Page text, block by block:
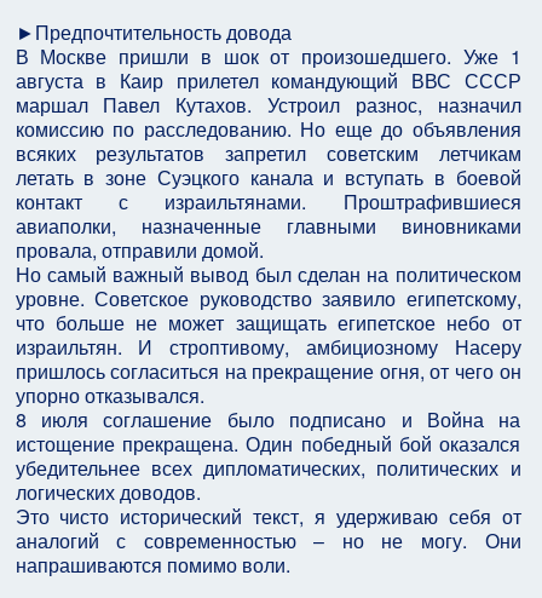
►Предпочтительность довода
В Москве пришли в шок от произошедшего. Уже 1
августа в Каир прилетел командующий ВВС СССР
маршал Павел Кутахов. Устроил разнос, назначил
комиссию по расследованию. Но еще до объявления
всяких результатов запретил советским летчикам
летать в зоне Суэцкого канала и вступать в боевой
контакт с израильтянами. Проштрафившиеся
авиаполки, назначенные главными виновниками
провала, отправили домой.
Но самый важный вывод был сделан на политическом
уровне. Советское руководство заявило египетскому,
что больше не может защищать египетское небо от
израильтян. И строптивому, амбициозному Насеру
пришлось согласиться на прекращение огня, от чего он
упорно отказывался.
8 июля соглашение было подписано и Война на
истощение прекращена. Один победный бой оказался
убедительнее всех дипломатических, политических и
логических доводов.
Это чисто исторический текст, я удерживаю себя от
аналогий с современностью – но не могу. Они
напрашиваются помимо воли.